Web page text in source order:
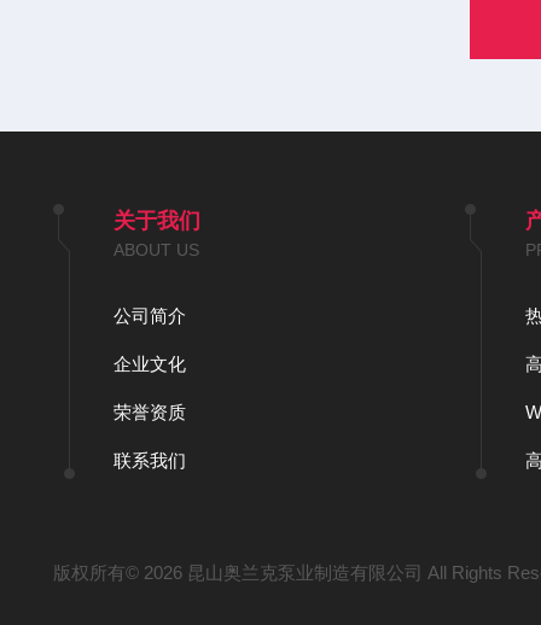
关于我们
ABOUT US
公司简介
企业文化
荣誉资质
联系我们
版权所有© 2026 昆山奥兰克泵业制造有限公司 All Rights